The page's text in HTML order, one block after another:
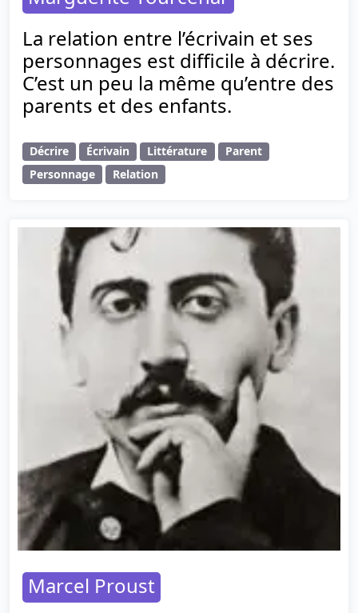
La relation entre l’écrivain et ses
personnages est difficile à décrire.
C’est un peu la même qu’entre des
parents et des enfants.
Décrire Écrivain Littérature
Parent
Personnage
Relation
Marcel Proust